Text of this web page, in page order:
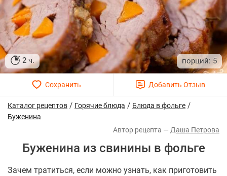
2 ч. 5
Каталог рецептов / Горячие блюда / Блюда в фольге /
Буженина
Даша Петрова
Буженина из свинины в фольге
Зачем тратиться, если можно узнать, как приготовить